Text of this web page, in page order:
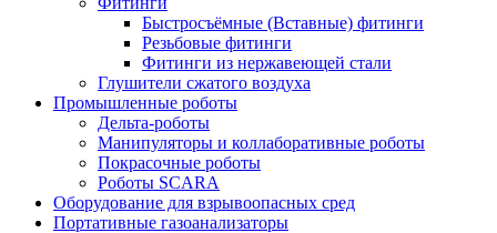
Быстросъёмные (Вставные) фитинги
Резьбовые фитинги
Фитинги из нержавеющей стали
Глушители сжатого воздуха
Промышленные роботы
Дельта-роботы
Манипуляторы и коллаборативные роботы
Покрасочные роботы
Роботы SCARA
Оборудование для взрывоопасных сред
Портативные газоанализаторы